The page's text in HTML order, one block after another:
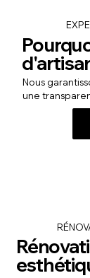
Nous
une